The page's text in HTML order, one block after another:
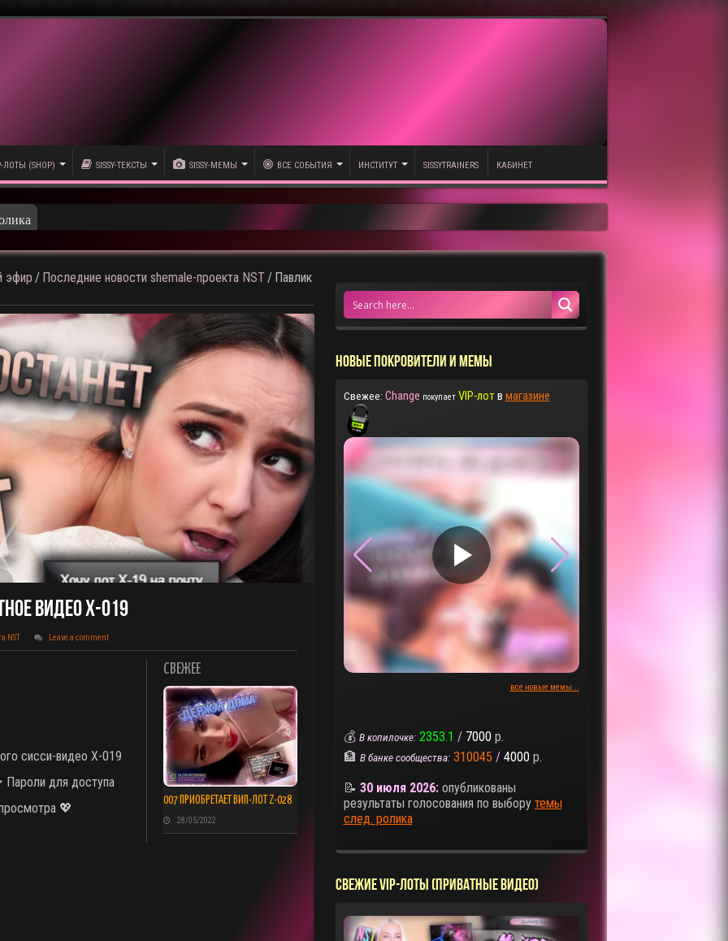
ЛОТЫ (SHOP) SISSY-ТЕКСТЫ SISSY-МЕМЫ ВСЕ СОБЫТИЯ ИНСТИТУТ SISSYTRAINERS КАБИНЕТ
эфир / Последние новости shemale-проекта NST / Павлик
Видео X-019
NST Leave a comment
СВЕЖЕЕ
007 ПРИОБРЕТАЕТ ВИП-ЛОТ Z-028
28/05/2022
сисси-видео X-019
для доступа
💖
НОВЫЕ ПОКРОВИТЕЛИ И МЕМЫ
Свежее: Change покупает VIP-лотв магазине
▶
все новые мемы...
💰 В копилочке: 2353.1 / 7000 р.
🏦 В банке сообщества: 310045 / 4000 р.
📝 30 июля 2026:опубликованы
результаты голосования по выбору темы
след. ролика
СВЕЖИЕ VIP-ЛОТЫ (ПРИВАТНЫЕ ВИДЕО)